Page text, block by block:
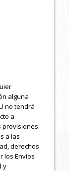
alguna
no tendrá
a
provisiones
a las
derechos
los Envíos
y